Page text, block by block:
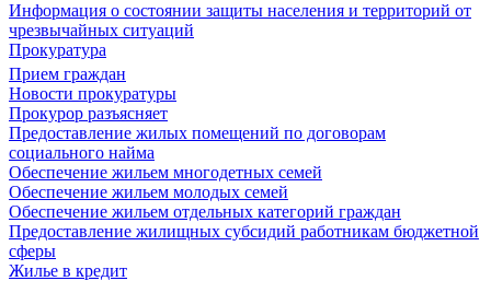
Информация о состоянии защиты населения и территорий от
чрезвычайных ситуаций
Прокуратура
Прием граждан
Новости прокуратуры
Прокурор разъясняет
Предоставление жилых помещений по договорам
социального найма
Обеспечение жильем многодетных семей
Обеспечение жильем молодых семей
Обеспечение жильем отдельных категорий граждан
Предоставление жилищных субсидий работникам бюджетной
сферы
Жилье в кредит